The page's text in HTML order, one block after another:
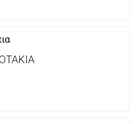
κάτω των 50€
ο χρήστης μέσω
lablanca.gr